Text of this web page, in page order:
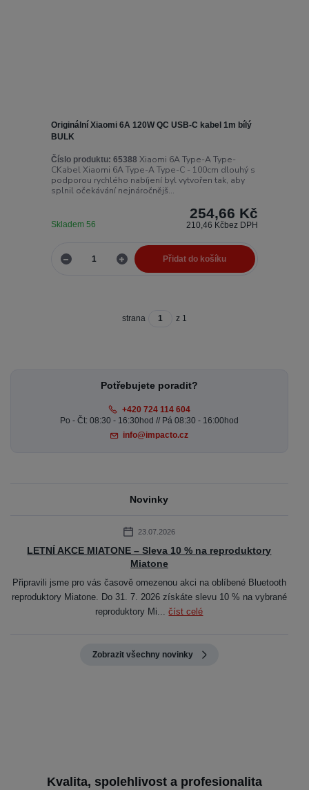
Originální Xiaomi 6A 120W QC USB-C kabel 1m bílý
BULK
Číslo produktu: 65388 Xiaomi 6A Type-A Type-
CKabel Xiaomi 6A Type-A Type-C - 100cm dlouhý s
podporou rychlého nabíjení byl vytvořen tak, aby
splnil očekávání nejnáročnějš...
254,66 Kč
210,46 Kčbez DPH
Skladem 56
Přidat do košíku
strana z 1
Potřebujete poradit?
+420 724 114 604
Po - Čt: 08:30 - 16:30hod // Pá 08:30 - 16:00hod
info@impacto.cz
Novinky
23.07.2026
LETNÍ AKCE MIATONE – Sleva 10 % na reproduktory
Miatone
Připravili jsme pro vás časově omezenou akci na oblíbené Bluetooth
reproduktory Miatone. Do 31. 7. 2026 získáte slevu 10 % na vybrané
reproduktory Mi...číst celé
Zobrazit všechny novinky
Kvalita, spolehlivost a profesionalita